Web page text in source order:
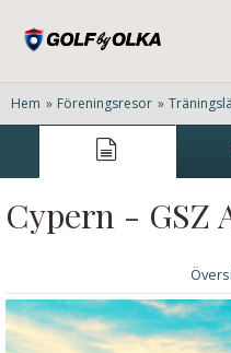
Hem » Föreningsresor »
Cypern - GSZ